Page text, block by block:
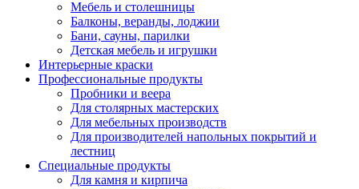
Мебель и столешницы
Балконы, веранды, лоджии
Бани, сауны, парилки
Детская мебель и игрушки
Интерьерные краски
Профессиональные продукты
Пробники и веера
Для столярных мастерских
Для мебельных производств
Для производителей напольных покрытий и
лестниц
Специальные продукты
Для камня и кирпича